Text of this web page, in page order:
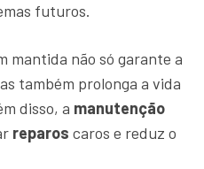
futuros.
mantida não só garante a
também prolonga a vida
disso, a manutenção
reparos caros e reduz o